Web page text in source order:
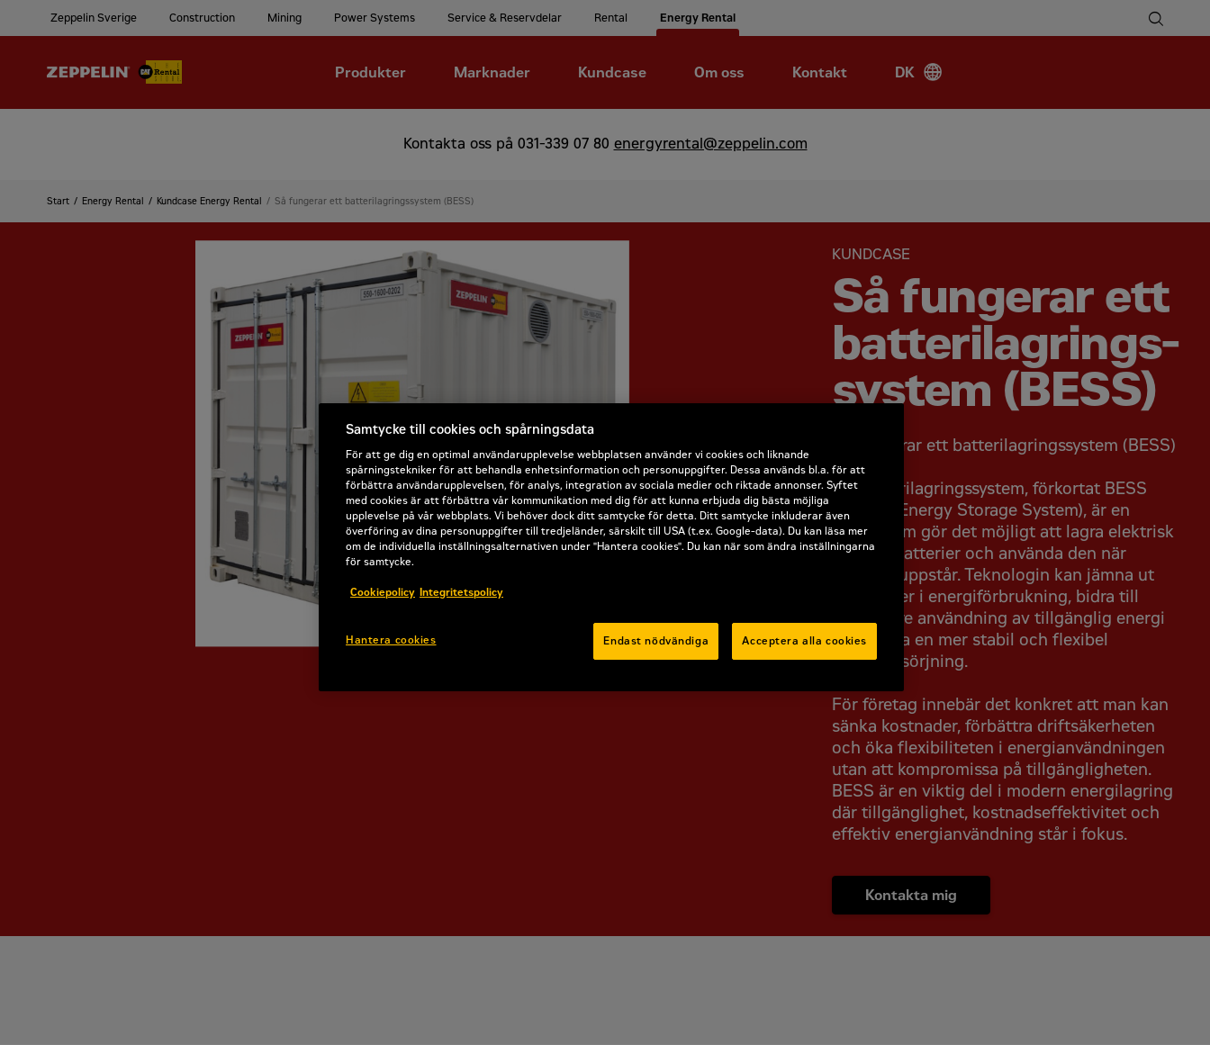
Zeppelin Sverige Construction Mining Power Systems Service & Reservdelar Rental Energy Rental
Produkter Marknader Kundcase Om oss Kontakt DK
Kontakta oss på 031-339 07 80 energyrental@zeppelin.com
Start Energy Rental Kundcase Energy Rental Så fungerar ett batterilagringssystem (BESS)
KUNDCASE
Så fungerar ett
batterilagrings-
system (BESS)
Så fungerar ett batterilagringssystem (BESS)
Ett batterilagringssystem, förkortat BESS
(Battery Energy Storage System), är en
teknik som gör det möjligt att lagra elektrisk
energi i batterier och använda den när
behovet uppstår. Teknologin kan jämna ut
variationer i energiförbrukning, bidra till
effektivare användning av tillgänglig energi
och skapa en mer stabil och flexibel
energiförsörjning.
För företag innebär det konkret att man kan
sänka kostnader, förbättra driftsäkerheten
och öka flexibiliteten i energianvändningen
utan att kompromissa på tillgängligheten.
BESS är en viktig del i modern energilagring
där tillgänglighet, kostnadseffektivitet och
effektiv energianvändning står i fokus.
Kontakta mig
Samtycke till cookies och spårningsdata
För att ge dig en optimal användarupplevelse webbplatsen använder vi cookies och liknande
spårningstekniker för att behandla enhetsinformation och personuppgifter. Dessa används bl.a. för att
förbättra användarupplevelsen, för analys, integration av sociala medier och riktade annonser. Syftet
med cookies är att förbättra vår kommunikation med dig för att kunna erbjuda dig bästa möjliga
upplevelse på vår webbplats. Vi behöver dock ditt samtycke för detta. Ditt samtycke inkluderar även
överföring av dina personuppgifter till tredjeländer, särskilt till USA (t.ex. Google-data). Du kan läsa mer
om de individuella inställningsalternativen under "Hantera cookies". Du kan när som ändra inställningarna
för samtycke.
Cookiepolicy Integritetspolicy
Endast nödvändiga Acceptera alla cookies
Hantera cookies